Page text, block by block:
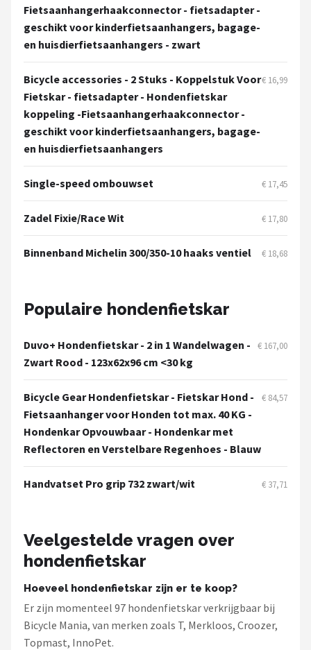
Fietsaanhangerhaakconnector - fietsadapter -
geschikt voor kinderfietsaanhangers, bagage-
en huisdierfietsaanhangers - zwart
Bicycle accessories - 2 Stuks - Koppelstuk Voor
Fietskar - fietsadapter - Hondenfietskar
koppeling -Fietsaanhangerhaakconnector -
geschikt voor kinderfietsaanhangers, bagage-
en huisdierfietsaanhangers
€ 16,99
Single-speed ombouwset € 17,45
Zadel Fixie/Race Wit € 17,80
Binnenband Michelin 300/350-10 haaks ventiel € 18,68
Populaire hondenfietskar
Duvo+ Hondenfietskar - 2 in 1 Wandelwagen -
Zwart Rood - 123x62x96 cm <30 kg
€ 167,00
Bicycle Gear Hondenfietskar - Fietskar Hond -
Fietsaanhanger voor Honden tot max. 40 KG -
Hondenkar Opvouwbaar - Hondenkar met
Reflectoren en Verstelbare Regenhoes - Blauw
€ 84,57
Handvatset Pro grip 732 zwart/wit € 37,71
Veelgestelde vragen over
hondenfietskar
Hoeveel hondenfietskar zijn er te koop?
Er zijn momenteel 97 hondenfietskar verkrijgbaar bij
Bicycle Mania, van merken zoals T, Merkloos, Croozer,
Topmast, InnoPet.